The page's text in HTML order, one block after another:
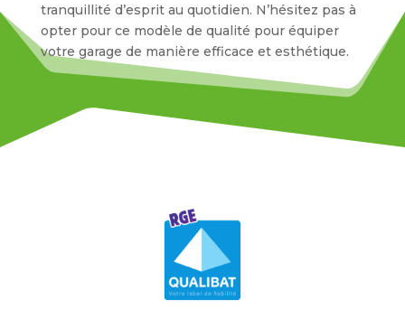
tranquillité d’esprit au quotidien. N’hésitez pas à
opter pour ce modèle de qualité pour équiper
votre garage de manière efficace et esthétique.